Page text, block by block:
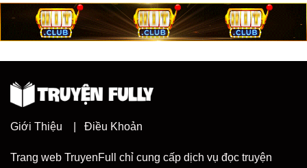
Giới Thiệu Điều Khoản
Trang web TruyenFull chỉ cung cấp dịch vụ đọc truyện